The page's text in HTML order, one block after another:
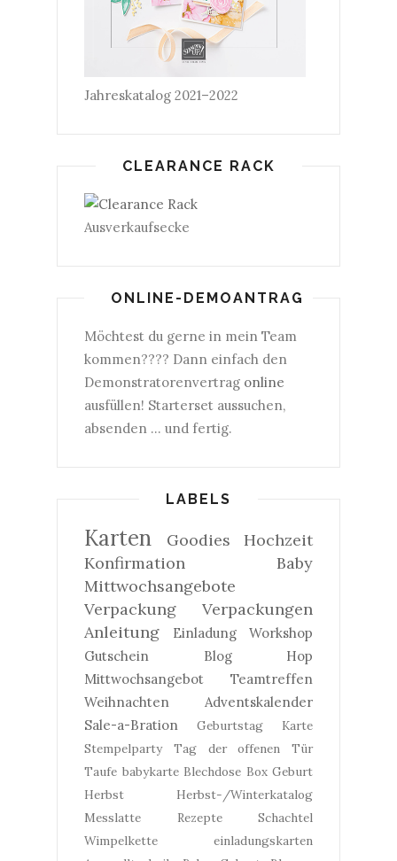
Jahreskatalog 2021–2022
CLEARANCE RACK
Ausverkaufsecke
ONLINE-DEMOANTRAG
Möchtest du gerne in mein Team
kommen???? Dann einfach den
Demonstratorenvertrag online
ausfüllen! Starterset aussuchen,
absenden ... und fertig.
LABELS
Karten Goodies
Hochzeit
Konfirmation
Baby
Mittwochsangebote
Verpackung
Verpackungen
Anleitung
Einladung
Workshop
Gutschein
Blog Hop
Mittwochsangebot
Teamtreffen
Weihnachten
Adventskalender
Sale-a-Bration
Geburtstag
Karte
Stempelparty
Tag der offenen Tür
Taufe babykarte Blechdose Box Geburt
Herbst
Herbst-/Winterkatalog
Messlatte
Rezepte
Schachtel
Wimpelkette
einladungskarten